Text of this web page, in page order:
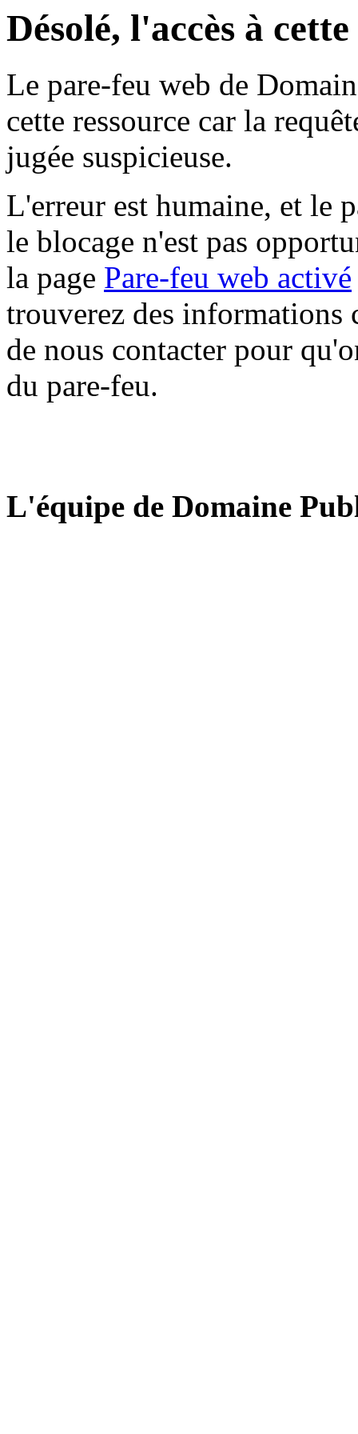
Désolé, l'accès à
Le pare-feu web de
cette ressource car la
jugée suspicieuse.
L'erreur est humaine, et le
le blocage n'est pas
la page Pare-feu web activé
trouverez des informations
de nous contacter pour
du pare-feu.
L'équipe de Domaine